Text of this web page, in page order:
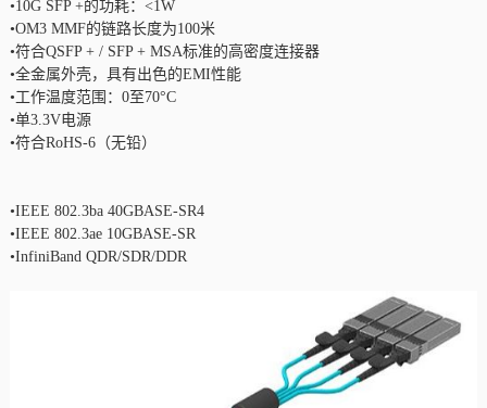
•10G SFP +的功耗：<1W
•OM3 MMF的链路长度为100米
•符合QSFP + / SFP + MSA标准的高密度连接器
•全金属外壳，具有出色的EMI性能
•工作温度范围：0至70°C
•单3.3V电源
•符合RoHS-6（无铅）
•IEEE 802.3ba 40GBASE-SR4
•IEEE 802.3ae 10GBASE-SR
•InfiniBand QDR/SDR/DDR